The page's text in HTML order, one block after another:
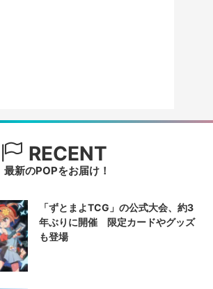
RECENT
最新のPOPをお届け！
「ずとまよTCG」の公式大会、約3
年ぶりに開催 限定カードやグッズ
も登場